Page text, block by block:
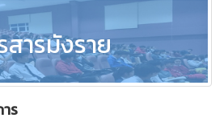
สารมังราย
ร